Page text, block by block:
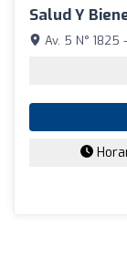
Salud Y
Av. 5 N° 1825